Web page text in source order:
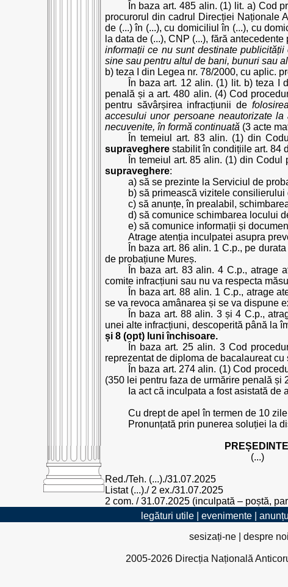
În baza art. 485 alin. (1) lit. a) Cod
procurorul din cadrul Direcției Naționale
de (...) în (...), cu domiciliul în (...), cu
la data de (...), CNP (...), fără
informații ce nu sunt destinate
sine sau pentru altul de bani, bunuri sau
b) teza I din Legea nr. 78/2000, cu aplic.
În baza art. 12 alin. (1) lit. b) teza I
penală și a art. 480 alin. (4) Cod
pentru săvârșirea infracțiunii de
accesului unor persoane neautorizate
necuvenite, în formă continuată (3 acte
În temeiul art. 83 alin. (1) din
supraveghere stabilit în condițiile art. 84
În temeiul art. 85 alin. (1) din
supraveghere:
a) să se prezinte la Serviciul de
b) să primească vizitele
c) să anunțe, în prealabil,
d) să comunice schimbarea locului
e) să comunice informații și
Atrage atenția inculpatei asupra
În baza art. 86 alin. 1 C.p., pe
de probațiune Mureș.
În baza art. 83 alin. 4 C.p., atrage
comite infracțiuni sau nu va respecta
În baza art. 88 alin. 1 C.p., atrage
se va revoca amânarea și se va dispune
În baza art. 88 alin. 3 și 4 C.p.,
unei alte infracțiuni, descoperită până la
și 8 (opt) luni închisoare.
În baza art. 25 alin. 3 Cod
reprezentat de diploma de bacalaureat
În baza art. 274 alin. (1) Cod
(350 lei pentru faza de urmărire penală și
Ia act că inculpata a fost asistată de
Cu drept de apel în termen de 10
Pronunțată prin punerea soluției la
(...)
Red./Teh. (...)./31.07.2025
Listat (...)./ 2 ex./31.07.2025
2 com. / 31.07.2025 (inculpată – poștă,
legături utile| evenimente|
sesizați-ne| despre noi
2005-2026 Direcția Națională